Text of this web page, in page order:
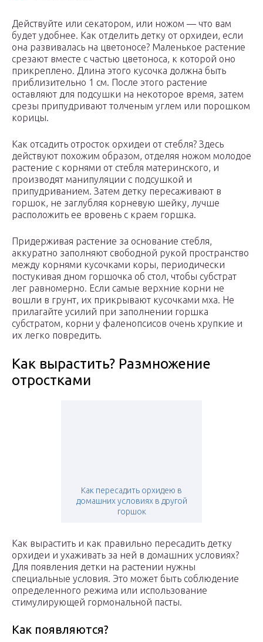
Действуйте или секатором, или ножом — что вам
будет удобнее. Как отделить детку от орхидеи, если
она развивалась на цветоносе? Маленькое растение
срезают вместе с частью цветоноса, к которой оно
прикреплено. Длина этого кусочка должна быть
приблизительно 1 см. После этого растение
оставляют для подсушки на некоторое время, затем
срезы припудривают толченым углем или порошком
корицы.
Как отсадить отросток орхидеи от стебля? Здесь
действуют похожим образом, отделяя ножом молодое
растение с корнями от стебля материнского, и
производят манипуляции с подсушкой и
припудриванием. Затем детку пересаживают в
горшок, не заглубляя корневую шейку, лучше
расположить ее вровень с краем горшка.
Придерживая растение за основание стебля,
аккуратно заполняют свободной рукой пространство
между корнями кусочками коры, периодически
постукивая дном горшочка об стол, чтобы субстрат
лег равномерно. Если самые верхние корни не
вошли в грунт, их прикрывают кусочками мха. Не
прилагайте усилий при заполнении горшка
субстратом, корни у фаленопсисов очень хрупкие и
их легко повредить.
Как вырастить? Размножение
отростками
Как пересадить орхидею в
домашних условиях в другой
горшок
Как вырастить и как правильно пересадить детку
орхидеи и ухаживать за ней в домашних условиях?
Для появления детки на растении нужны
специальные условия. Это может быть соблюдение
определенного режима или использование
стимулирующей гормональной пасты.
Как появляются?